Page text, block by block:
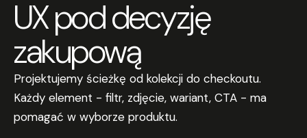
UX pod decyzję
zakupową
Projektujemy ścieżkę od kolekcji do checkoutu.
Każdy element - filtr, zdjęcie, wariant, CTA - ma
pomagać w wyborze produktu.